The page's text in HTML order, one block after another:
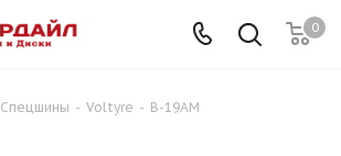
0
Спецшины - Voltyre - В-19АМ